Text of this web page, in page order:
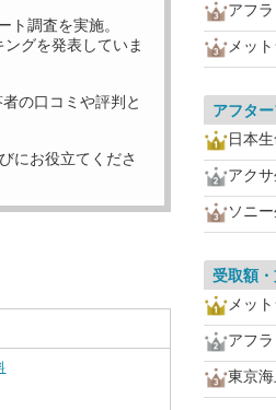
ト調査を実施。
ングを発表していま
の口コミや評判と
にお役立てくださ
アフ
メッ
アフタ
日本
アク
ソニ
受取額
メッ
アフ
東京